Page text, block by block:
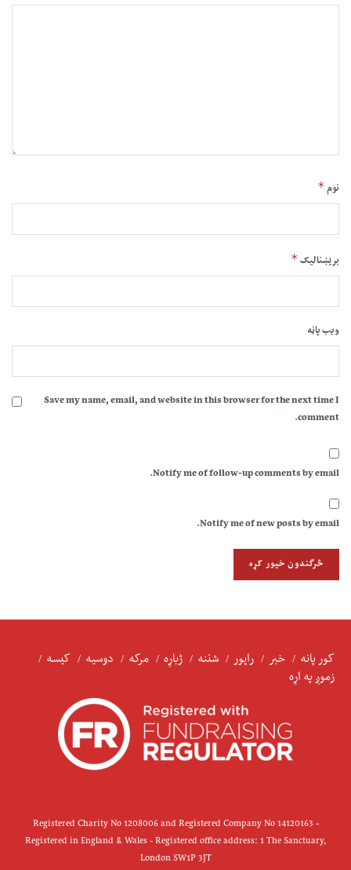
نوم*
بریښنالیک*
ویب پاڼه
Save my name, email, and website in this browser for the next time I
comment.
Notify me of follow-up comments by email.
Notify me of new posts by email.
کور پانه خبر راپور شننه ژباړه مرکه دوسیه
کیسه
زموږ په اړه
Registered Charity No 1208006 and Registered Company No 14120163 -
Registered in England & Wales - Registered office address: 1 The Sanctuary,
London SW1P 3JT